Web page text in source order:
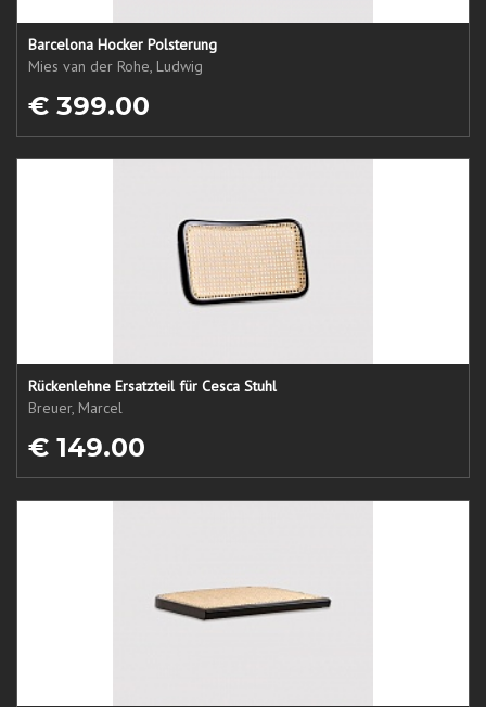
Barcelona Hocker Polsterung
Mies van der Rohe, Ludwig
€ 399.00
Rückenlehne Ersatzteil für Cesca Stuhl
Breuer, Marcel
€ 149.00